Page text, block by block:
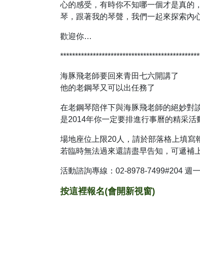
心的感受，有時你不知哪一個才是真的
琴，跟著我的琴聲，我們一起來探索內
歡迎你…
海豚飛老師要回來青田七六開講了
他的老鋼琴又可以出任務了
在老鋼琴陪伴下與海豚飛老師的絕妙對
是2014年你一定要排進行事曆的精采
場地座位上限20人，請於部落格上填寫
若臨時無法過來還請盡早告知，可遞補
活動諮詢專線：02-8978-7499#204 週
按這裡報名(會開新視窗)